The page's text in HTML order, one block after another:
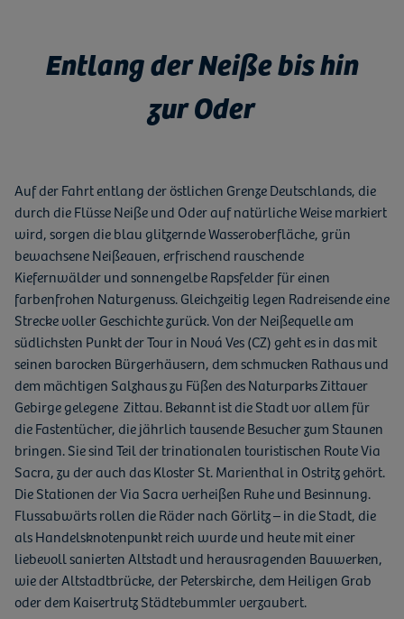
Entlang der Neiße bis hin
zur Oder
Auf der Fahrt entlang der östlichen Grenze Deutschlands, die
durch die Flüsse Neiße und Oder auf natürliche Weise markiert
wird, sorgen die blau glitzernde Wasseroberfläche, grün
bewachsene Neißeauen, erfrischend rauschende
Kiefernwälder und sonnengelbe Rapsfelder für einen
farbenfrohen Naturgenuss. Gleichzeitig legen Radreisende eine
Strecke voller Geschichte zurück. Von der Neißequelle am
südlichsten Punkt der Tour in Nová Ves (CZ) geht es in das mit
seinen barocken Bürgerhäusern, dem schmucken Rathaus und
dem mächtigen Salzhaus zu Füßen des Naturparks Zittauer
Gebirge gelegene Zittau. Bekannt ist die Stadt vor allem für
die Fastentücher, die jährlich tausende Besucher zum Staunen
bringen. Sie sind Teil der trinationalen touristischen Route Via
Sacra, zu der auch das Kloster St. Marienthal in Ostritz gehört.
Die Stationen der Via Sacra verheißen Ruhe und Besinnung.
Flussabwärts rollen die Räder nach Görlitz – in die Stadt, die
als Handelsknotenpunkt reich wurde und heute mit einer
liebevoll sanierten Altstadt und herausragenden Bauwerken,
wie der Altstadtbrücke, der Peterskirche, dem Heiligen Grab
oder dem Kaisertrutz Städtebummler verzaubert.